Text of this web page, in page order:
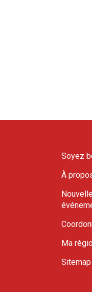
Soyez
À
Ma
Sitemap